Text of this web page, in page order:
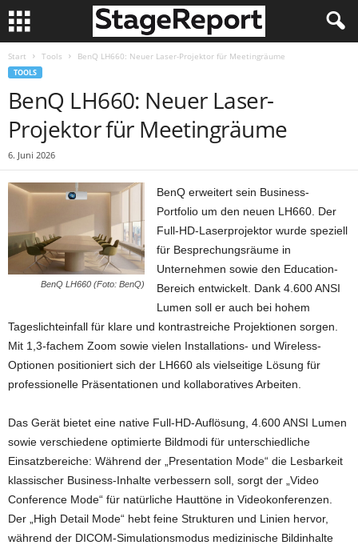
Start Tools BenQ LH660: Neuer Laser-Projektor für Meetingräume
TOOLS
BenQ LH660: Neuer Laser-
Projektor für Meetingräume
6. Juni 2026
BenQ LH660 (Foto: BenQ)
BenQ erweitert sein Business-
Portfolio um den neuen LH660. Der
Full-HD-Laserprojektor wurde speziell
für Besprechungsräume in
Unternehmen sowie den Education-
Bereich entwickelt. Dank 4.600 ANSI
Lumen soll er auch bei hohem
Tageslichteinfall für klare und kontrastreiche Projektionen sorgen.
Mit 1,3-fachem Zoom sowie vielen Installations- und Wireless-
Optionen positioniert sich der LH660 als vielseitige Lösung für
professionelle Präsentationen und kollaboratives Arbeiten.
Das Gerät bietet eine native Full-HD-Auflösung, 4.600 ANSI Lumen
sowie verschiedene optimierte Bildmodi für unterschiedliche
Einsatzbereiche: Während der „Presentation Mode“ die Lesbarkeit
klassischer Business-Inhalte verbessern soll, sorgt der „Video
Conference Mode“ für natürliche Hauttöne in Videokonferenzen.
Der „High Detail Mode“ hebt feine Strukturen und Linien hervor,
während der DICOM-Simulationsmodus medizinische Bildinhalte